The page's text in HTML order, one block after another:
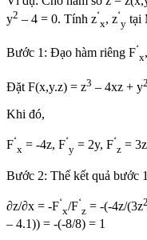
y2 – 4 = 0. Tính z‘
x, z‘
y tại
Bước 1: Đạo hàm riêng F‘
x
Đặt F(x,y.z) = z3 – 4xz + y2
Khi đó,
F‘
x = -4z, F‘
y = 2y, F‘
z = 3z
Bước 2: Thế kết quả bước
∂z/∂x = -F‘
x/F‘
z = -(-4z/(3z2
– 4.1)) = -(-8/8) = 1